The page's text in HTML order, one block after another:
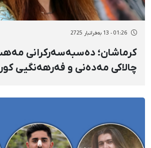
01:26 - 13 بەفرانبار 2725
کرماشان؛ دەسبەسەرکرانی
چالاکی مەدەنی و فەرهەنگیی